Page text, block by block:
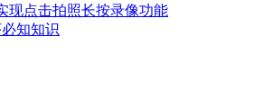
现点击拍照长按录像功能
知知识